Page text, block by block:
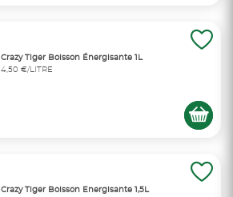
Crazy Tiger Boisson Énergisante 1L
4,50 €/LITRE
Crazy Tiger Boisson Energisante 1,5L